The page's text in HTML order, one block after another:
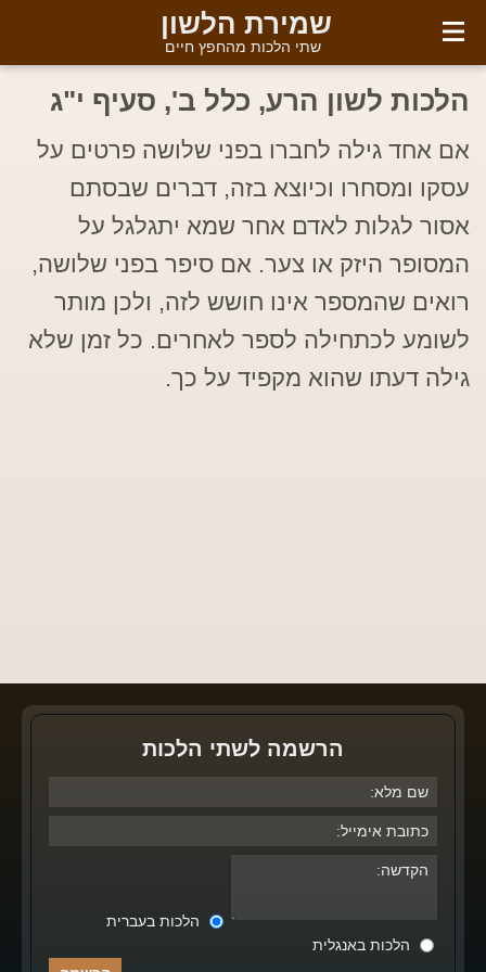
שמירת הלשון
שתי הלכות מהחפץ חיים
הלכות לשון הרע, כלל ב', סעיף י"ג
אם אחד גילה לחברו בפני שלושה פרטים על
עסקו ומסחרו וכיוצא בזה, דברים שבסתם
אסור לגלות לאדם אחר שמא יתגלגל על
המסופר היזק או צער. אם סיפר בפני שלושה,
רואים שהמספר אינו חושש לזה, ולכן מותר
לשומע לכתחילה לספר לאחרים. כל זמן שלא
גילה דעתו שהוא מקפיד על כך.
הרשמה לשתי הלכות
הלכות בעברית
הלכות באנגלית